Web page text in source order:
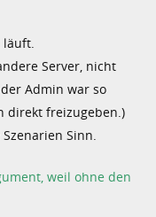
Server, nicht
Admin war so
direkt freizugeben.)
Sinn.
weil ohne den